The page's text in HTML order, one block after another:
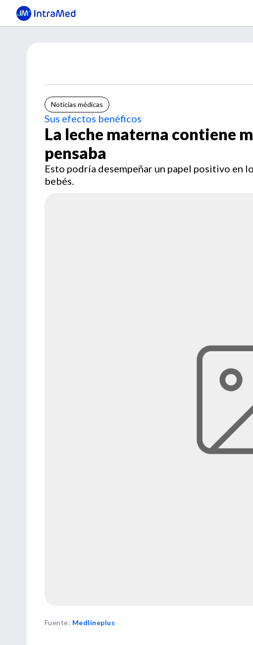
Noticias médicas
Sus efectos benéficos
La leche materna contiene
pensaba
Esto podría desempeñar un papel positivo en
bebés.
Fuente: Medlineplus